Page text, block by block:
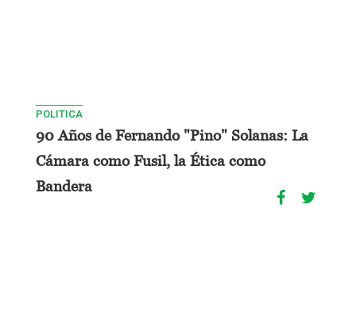
POLITICA
90 Años de Fernando "Pino" Solanas: La
Cámara como Fusil, la Ética como
Bandera